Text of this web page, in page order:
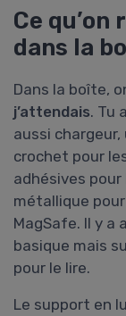
Ce
dans la
Dans la boîte,
j’attendais. Tu
aussi chargeur,
crochet pour
adhésives
métallique
MagSafe. Il y a
basique mais
pour le lire.
Le support en